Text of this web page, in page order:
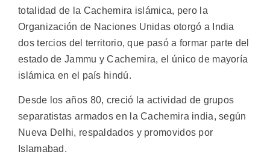
totalidad de la Cachemira islámica, pero la
Organización de Naciones Unidas otorgó a India
dos tercios del territorio, que pasó a formar parte del
estado de Jammu y Cachemira, el único de mayoría
islámica en el país hindú.
Desde los años 80, creció la actividad de grupos
separatistas armados en la Cachemira india, según
Nueva Delhi, respaldados y promovidos por
Islamabad.